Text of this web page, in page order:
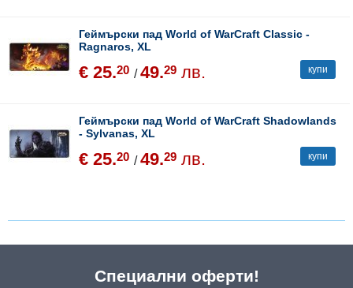
Геймърски пад World of WarCraft Classic -
Ragnaros, XL
€ 25.20 /49.29 лв. купи
Геймърски пад World of WarCraft Shadowlands
- Sylvanas, XL
€ 25.20 /49.29 лв. купи
Специални оферти!